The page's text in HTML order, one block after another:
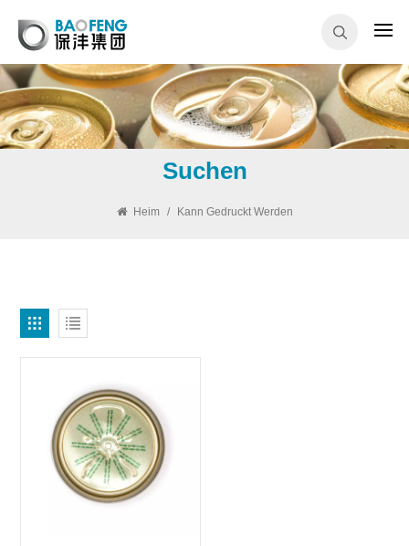
Suchen
Heim / Kann Gedruckt Werden